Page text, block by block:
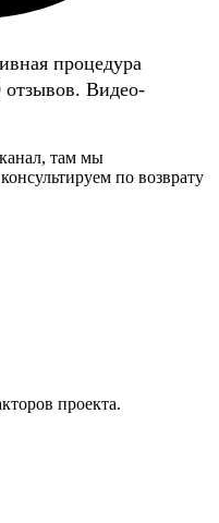
процедура
отзывов. Видео-
там мы
по возврату
проекта.